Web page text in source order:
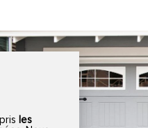
les